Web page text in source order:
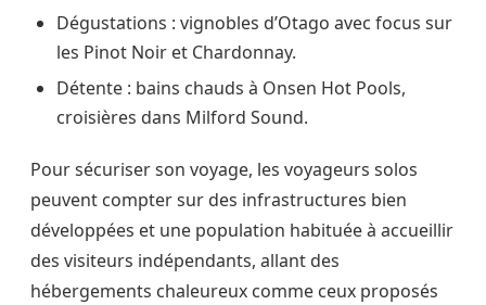
Dégustations : vignobles d’Otago avec focus sur
les Pinot Noir et Chardonnay.
Détente : bains chauds à Onsen Hot Pools,
croisières dans Milford Sound.
Pour sécuriser son voyage, les voyageurs solos
peuvent compter sur des infrastructures bien
développées et une population habituée à accueillir
des visiteurs indépendants, allant des
hébergements chaleureux comme ceux proposés